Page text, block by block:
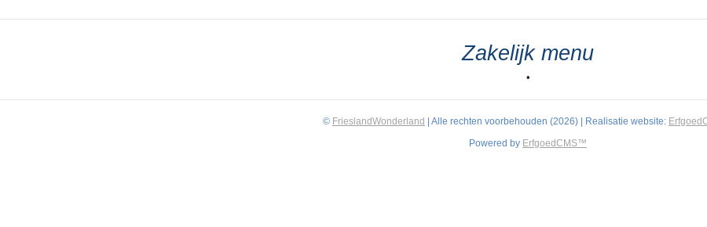
Zakelijk menu
•
© FrieslandWonderland | Alle rechten voorbehouden (2026) | Realisatie website:
Powered by ErfgoedCMS™